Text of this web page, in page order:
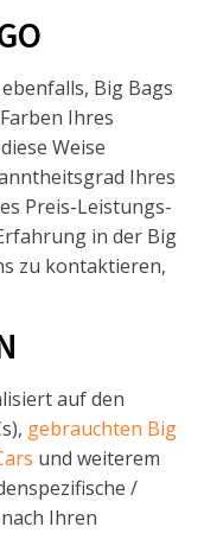
Big Bags
Ihres
Weise
Ihres
Preis-Leistungs-
in der Big
zu kontaktieren,
auf den
gebrauchten Big
und weiterem
/
Ihren